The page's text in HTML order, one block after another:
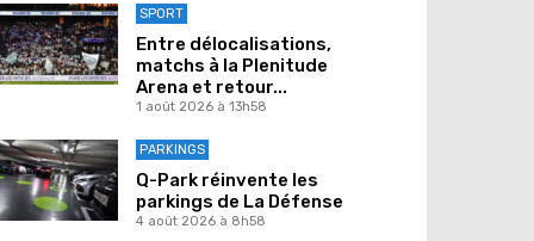
SPORT
Entre délocalisations,
matchs à la Plenitude
Arena et retour...
1 août 2026 à 13h58
PARKINGS
Q-Park réinvente les
parkings de La Défense
4 août 2026 à 8h58